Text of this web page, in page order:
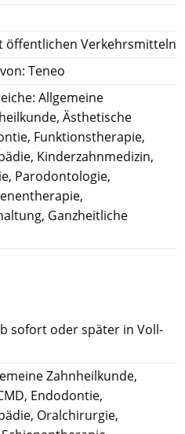
öffentlichen Verkehrsmitteln
Teneo
Allgemeine
Ästhetische
Funktionstherapie,
Kinderzahnmedizin,
Parodontologie,
Ganzheitliche
sofort oder später in Voll-
Zahnheilkunde,
Endodontie,
Oralchirurgie,